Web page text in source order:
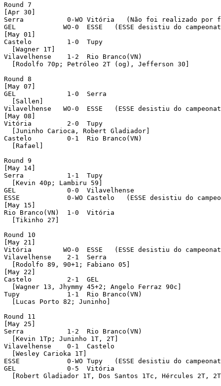
Round 7
[Apr 30]
Serra           0-WO Vitória   (Não foi realizado por
GEL            WO-0  ESSE   (ESSE desistiu do
[May 01]
Castelo         1-0  Tupy
  [Wagner 1T]
Vilavelhense    1-2  Rio Branco(VN)
  [Rodolfo 70p; Petróleo 2T (og), Jefferson 30]
Round 8
[May 07]
GEL             1-0  Serra
  [Sallen]
Vilavelhense   WO-0  ESSE   (ESSE desistiu do
[May 08]
Vitória         2-0  Tupy
  [Juninho Carioca, Robert Gladiador]
Castelo         0-1  Rio Branco(VN)
  [Rafael]
Round 9
[May 14]
Serra           1-1  Tupy
  [Kevin 40p; Lambiru 59]
GEL             0-0  Vilavelhense
ESSE            0-WO Castelo   (ESSE desistiu do
[May 15]
Rio Branco(VN)  1-0  Vitória
  [Tikinho 27]
Round 10
[May 21]
Vitória        WO-0  ESSE   (ESSE desistiu do
Vilavelhense    2-1  Serra
  [Rodolfo 89, 90+1; Fabiano 05]
[May 22]
Castelo         2-1  GEL
  [Wagner 13, Jhymmy 45+2; Angelo Ferraz 90c]
Tupy            1-1  Rio Branco(VN)
  [Lucas Porto 82; Juninho]
Round 11
[May 25]
Serra           1-2  Rio Branco(VN)
  [Kevin 1Tp; Juninho 1T, 2T]
Vilavelhense    0-1  Castelo
  [Wesley Carioka 1T]
ESSE            0-WO Tupy   (ESSE desistiu do
GEL             0-5  Vitória
[Robert Gladiador 1T, Dos Santos 1Tc, Hércules 2T,